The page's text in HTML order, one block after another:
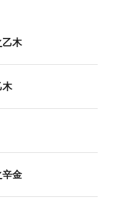
乙木
木
辛金